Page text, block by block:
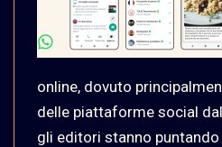
online, dovuto
delle piattaforme social
gli editori stanno